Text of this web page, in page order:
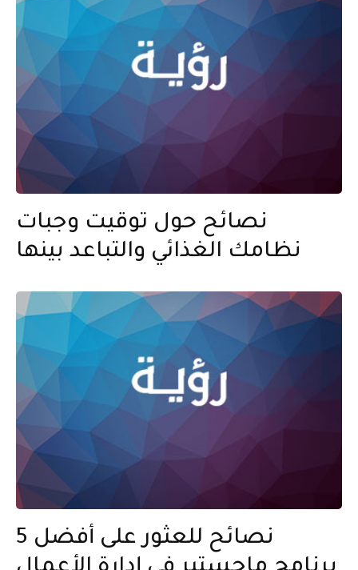
نصائح حول توقيت وجبات
نظامك الغذائي والتباعد بينها
5 نصائح للعثور على أفضل